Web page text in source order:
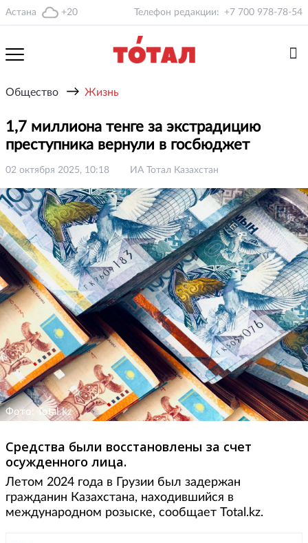
Астана +20 Телефон редакции: +7 700 978-78-54
Общество → Жизнь
1,7 миллиона тенге за экстрадицию
преступника вернули в госбюджет
02 октября 2025, 10:18 ИА Тотал Казахстан
Фото: Total.kz
Средства были восстановлены за счет
осужденного лица.
Летом 2024 года в Грузии был задержан
гражданин Казахстана, находившийся в
международном розыске, сообщает Total.kz.